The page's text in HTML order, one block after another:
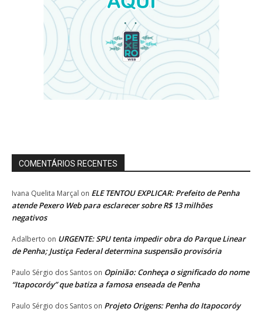
COMENTÁRIOS RECENTES
Ivana Quelita Marçal on ELE TENTOU EXPLICAR: Prefeito de Penha
atende Pexero Web para esclarecer sobre R$ 13 milhões
negativos
Adalberto on URGENTE: SPU tenta impedir obra do Parque Linear
de Penha; Justiça Federal determina suspensão provisória
Paulo Sérgio dos Santos on Opinião: Conheça o significado do nome
“Itapocoróy” que batiza a famosa enseada de Penha
Paulo Sérgio dos Santos on Projeto Origens: Penha do Itapocoróy